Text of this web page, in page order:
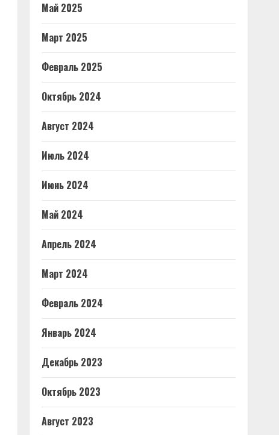
Май 2025
Март 2025
Февраль 2025
Октябрь 2024
Август 2024
Июль 2024
Июнь 2024
Май 2024
Апрель 2024
Март 2024
Февраль 2024
Январь 2024
Декабрь 2023
Октябрь 2023
Август 2023